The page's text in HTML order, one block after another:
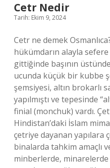
Cetr Nedir
Tarih: Ekim 9, 2024
Cetr ne demek
hükümdarın alayla
gittiğinde başının
ucunda küçük bir kubbe
şemsiyesi, altın brokarlı
yapılmıştı ve tepesinde
finial (monchuk) vardı.
Hindistan’daki İslam
çetriye dayanan yapılara
binalarda tahkim amaçlı
minberlerde,